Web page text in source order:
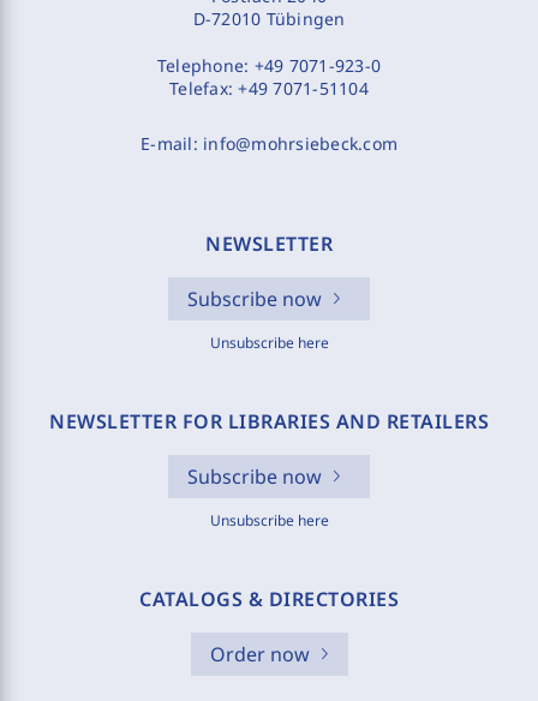
D-72010 Tübingen
Telephone: +49 7071-923-0
Telefax:+49 7071-51104
E-mail: info@mohrsiebeck.com
NEWSLETTER
Subscribe now
Unsubscribe here
NEWSLETTER FOR LIBRARIES AND RETAILERS
Subscribe now
Unsubscribe here
CATALOGS & DIRECTORIES
Order now